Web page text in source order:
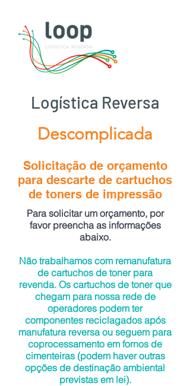
Logística Reversa
Descomplicada
Solicitação de orçamento
para descarte de cartuchos
de toners de impressão
Para solicitar um orçamento, por
favor preencha as informações
abaixo.
Não trabalhamos com remanufatura
de cartuchos de toner para
revenda. Os cartuchos de toner que
chegam para nossa rede de
operadores podem ter
componentes reciclagados após
manufatura reversa ou seguem para
coprocessamento em fornos de
cimenteiras (podem haver outras
opções de destinação ambiental
previstas em lei).